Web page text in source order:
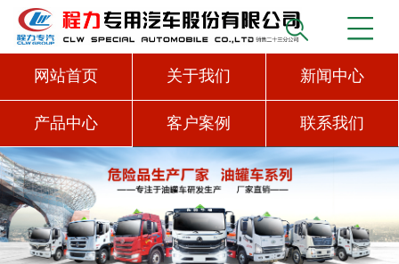
网站首页 关于我们 新闻中心
产品中心 客户案例 联系我们